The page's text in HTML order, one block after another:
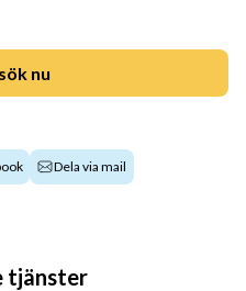
nu
Dela via mail
tjänster